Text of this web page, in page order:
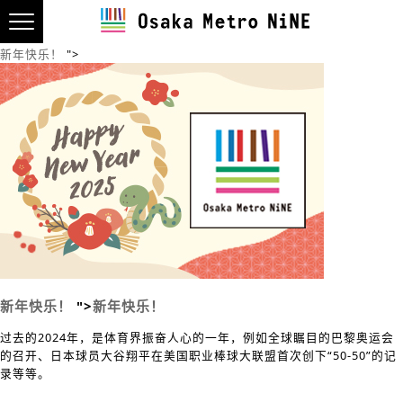
新年快乐！ ">
新年快乐！ ">新年快乐！
过去的2024年，是体育界振奋人心的一年，例如全球瞩目的巴黎奥运会
的召开、日本球员大谷翔平在美国职业棒球大联盟首次创下“50-50”的记
录等等。